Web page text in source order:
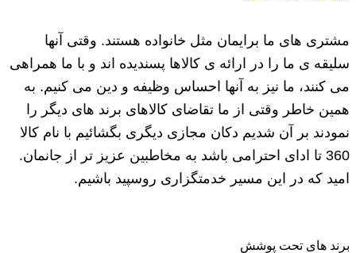
مشتری های ما برایمان مثل خانواده هستند. وقتی آنها
سلیقه ی ما را در ارائه ی کالاها پسندیده اند و با ما همراهی
می کنند، ما نیز به آنها احساس وظیفه و دین می کنیم. به
همین خاطر وقتی از ما تقاضای کالاهای برند های دیگر را
نمودند بر آن شدیم دکان مجازی دیگری بگشائیم با نام کالا
360 تا ادای احترامی باشد به مخاطبین عزیز تر از جانمان.
امید که در این مسیر خدمتگزاری روسپید باشیم.
برند های تحت پوشش